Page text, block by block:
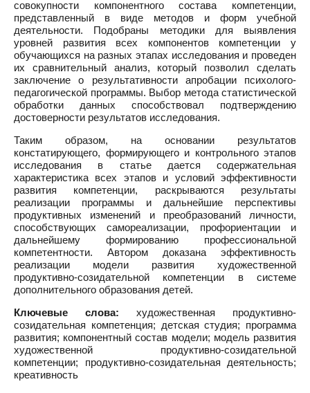
совокупности компонентного состава компетенции,
представленный в виде методов и форм учебной
деятельности. Подобраны методики для выявления
уровней развития всех компонентов компетенции у
обучающихся на разных этапах исследования и проведен
их сравнительный анализ, который позволил сделать
заключение о результативности апробации психолого-
педагогической программы. Выбор метода статистической
обработки данных способствовал подтверждению
достоверности результатов исследования.
Таким образом, на основании результатов
констатирующего, формирующего и контрольного этапов
исследования в статье дается содержательная
характеристика всех этапов и условий эффективности
развития компетенции, раскрываются результаты
реализации программы и дальнейшие перспективы
продуктивных изменений и преобразований личности,
способствующих самореализации, профориентации и
дальнейшему формированию профессиональной
компетентности. Автором доказана эффективность
реализации модели развития художественной
продуктивно-созидательной компетенции в системе
дополнительного образования детей.
Ключевые слова: художественная продуктивно-
созидательная компетенция; детская студия; программа
развития; компонентный состав модели; модель развития
художественной продуктивно-созидательной
компетенции; продуктивно-созидательная деятельность;
креативность